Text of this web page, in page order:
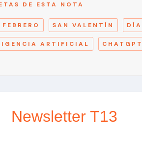
DE ESTA NOTA
SAN VALENTÍN
ARTIFICIAL CHATGPT
Newsletter T13